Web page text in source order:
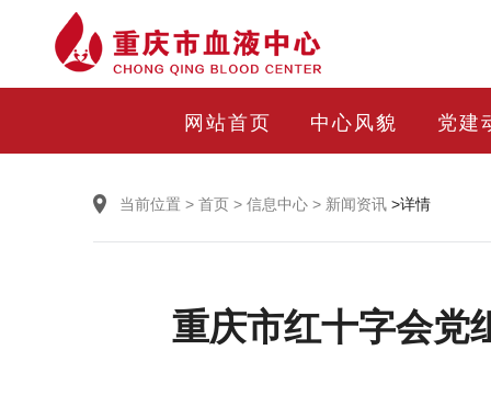
网站首页 中心风貌 党建
当前位置 > 首页 > 信息中心 > 新闻资讯 >详情
重庆市红十字会党